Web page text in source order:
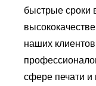
быстрые сроки
наших
сфере печати и